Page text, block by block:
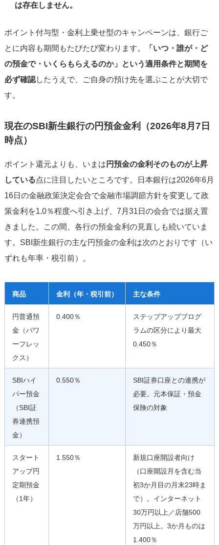
は存在しません。
ポイント付与型・金利上乗せ型のキャンペーンは、銀行ご
とに内容も期間もたびたび変わります。
「いつ・誰が・ど
の預金で・いくらもらえるのか」という適用条件と期間を
必ず確認したうえで、ご自身の預け先を選ぶことが大切で
す。
現在のSBI新生銀行の円預金金利（2026年8月7日
時点）
ポイント還元よりも、いまは 円預金の金利そのものが上昇
している点に注目したいところです。日本銀行は2026年6月
16日の金融政策決定会合で金融市場調節方針を変更して政
策金利を1.0％程度へ引き上げ、7月31日の会合では据え置
きました。この間、各行の預金金利の見直しも続いていま
す。SBI新生銀行の主な円預金の金利は次のとおりです（い
ずれも年率・税引前）。
商品 金利（年・税引前） 主な条件
円普通預
金（パワ
ーフレッ
クス）
0.400％
ステップアッププログ
ラムの区分により最大
0.450％
SBIハイ
パー預金
（SBI証
券連携預
金）
0.550％
SBI証券口座との連携が
必要。元本保証・預金
保険の対象
スタート
アップ円
定期預金
（1年）
1.550％
新規口座開設者向け
（口座開設月を含む当
初3か月目の月末23時ま
で）。インターネット
30万円以上／店舗500
万円以上。3か月ものは
1.400％